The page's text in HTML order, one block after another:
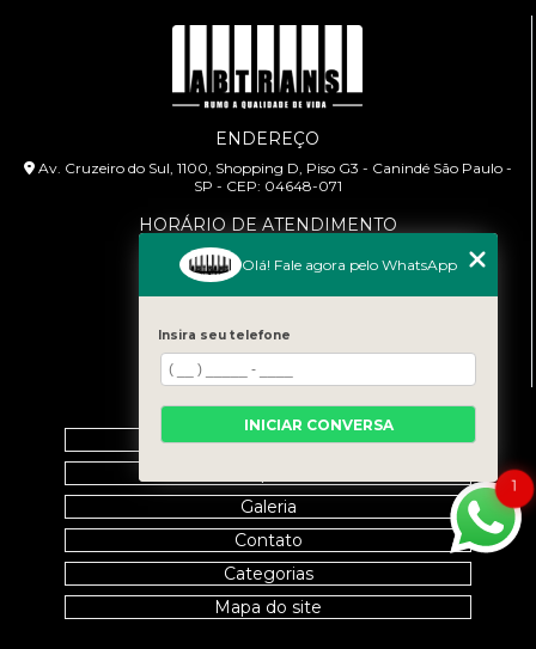
ENDEREÇO
Av. Cruzeiro do Sul, 1100, Shopping D, Piso G3 - Canindé São Paulo -
SP - CEP: 04648-071
HORÁRIO DE ATENDIMENTO
Segunda à Sexta: 9:00h às 18:00h
CONTATO
(11) 99458-7351
cursoabtrans@gmail.com
MENU
Home
Galeria
Contato
Categorias
Mapa do site
1
Olá! Fale agora pelo WhatsApp
Insira seu telefone
INICIAR CONVERSA